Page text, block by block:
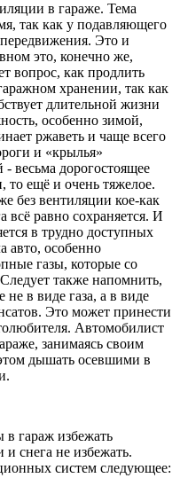
в гараже. Тема
так как у подавляющего
Это и
это, конечно же,
вопрос, как продлить
хранении, так как
длительной жизни
особенно зимой,
ржаветь и чаще всего
и «крылья»
- весьма дорогостоящее
то ещё и очень тяжелое.
без вентиляции кое-как
всё равно сохраняется. И
в трудно доступных
авто, особенно
газы, которые со
также напомнить,
в виде газа, а в виде
Это может принести
Автомобилист
занимаясь своим
дышать осевшими в
гараж избежать
снега не избежать.
систем следующее: